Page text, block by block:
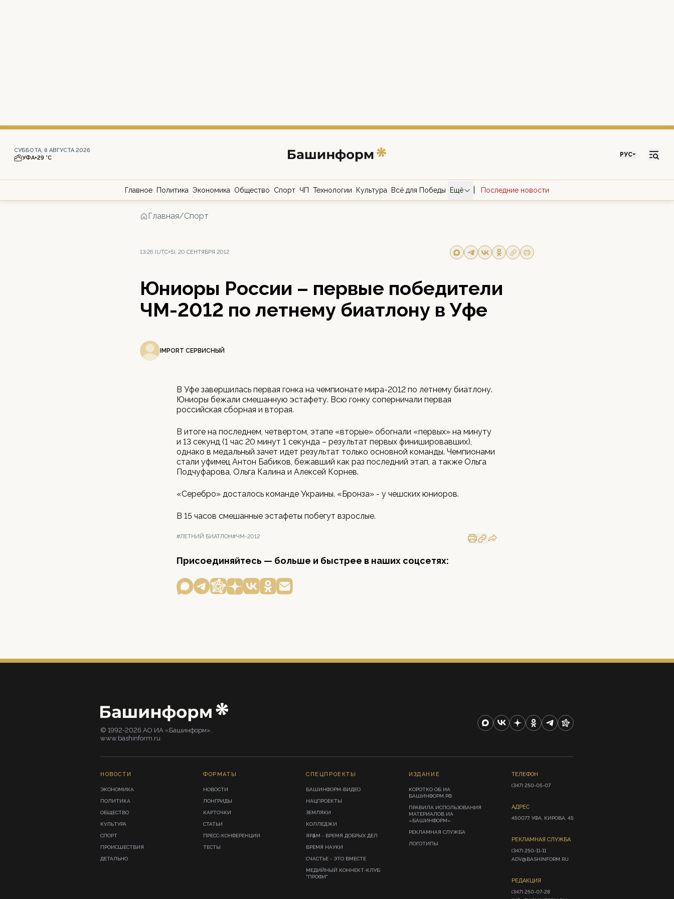
СУББОТА, 8 АВГУСТА 2026
УФА+29 °С РУС
Главное Политика Экономика Общество Спорт ЧП Технологии Культура Всё для Победы Ещё Последние новости
Главная/Спорт
13:26 (UTC+5), 20 СЕНТЯБРЯ 2012
Юниоры России – первые победители
ЧМ-2012 по летнему биатлону в Уфе
IMPORT СЕРВИСНЫЙ
В Уфе завершилась первая гонка на чемпионате мира-2012 по летнему биатлону.
Юниоры бежали смешанную эстафету. Всю гонку соперничали первая
российская сборная и вторая.
В итоге на последнем, четвертом, этапе «вторые» обогнали «первых» на минуту
и 13 секунд (1 час 20 минут 1 секунда – результат первых финишировавших),
однако в медальный зачет идет результат только основной команды. Чемпионами
стали уфимец Антон Бабиков, бежавший как раз последний этап, а также Ольга
Подчуфарова, Ольга Калина и Алексей Корнев.
«Серебро» досталось команде Украины. «Бронза» - у чешских юниоров.
В 15 часов смешанные эстафеты побегут взрослые.
#ЛЕТНИЙ БИАТЛОН#ЧМ-2012
Присоединяйтесь — больше и быстрее в наших соцсетях:
© 1992-2026 АО ИА «Башинформ».
www.bashinform.ru
НОВОСТИ
ЭКОНОМИКА
ПОЛИТИКА
ОБЩЕСТВО
КУЛЬТУРА
СПОРТ
ПРОИСШЕСТВИЯ
ДЕТАЛЬНО
ФОРМАТЫ
НОВОСТИ
ЛОНГРИДЫ
КАРТОЧКИ
СТАТЬИ
ПРЕСС-КОНФЕРЕНЦИИ
ТЕСТЫ
СПЕЦПРОЕКТЫ
БАШИНФОРМ-ВИДЕО
НАЦПРОЕКТЫ
ЗЕМЛЯКИ
КОЛЛЕДЖИ
ЯРҘАМ - ВРЕМЯ ДОБРЫХ ДЕЛ
ВРЕМЯ НАУКИ
СЧАСТЬЕ - ЭТО ВМЕСТЕ
МЕДИЙНЫЙ КОННЕКТ-КЛУБ
"ПРОФИ"
ИЗДАНИЕ
КОРОТКО ОБ ИА
БАШИНФОРМ.РФ
ПРАВИЛА ИСПОЛЬЗОВАНИЯ
МАТЕРИАЛОВ ИА
«БАШИНФОРМ»
РЕКЛАМНАЯ СЛУЖБА
ЛОГОТИПЫ
ТЕЛЕФОН
(347) 250-05-07
АДРЕС
450077, УФА, КИРОВА, 45
РЕКЛАМНАЯ СЛУЖБА
(347) 250-11-11
ADV@BASHINFORM.RU
РЕДАКЦИЯ
(347) 250-07-28